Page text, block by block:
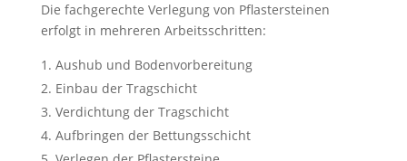
Die fachgerechte Verlegung von Pflastersteinen
erfolgt in mehreren Arbeitsschritten:
Aushub und Bodenvorbereitung
Einbau der Tragschicht
Verdichtung der Tragschicht
Aufbringen der Bettungsschicht